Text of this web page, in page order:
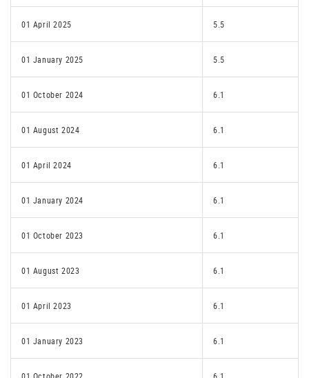
01 April 2025 5.5
01 January 2025 5.5
01 October 2024 6.1
01 August 2024 6.1
01 April 2024 6.1
01 January 2024 6.1
01 October 2023 6.1
01 August 2023 6.1
01 April 2023 6.1
01 January 2023 6.1